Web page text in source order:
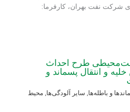
نفت بهران، کارفرما:
طرح احداث
و انتقال پسماند و
و باطله‌ها, سایر آلودگی‌ها, محیط